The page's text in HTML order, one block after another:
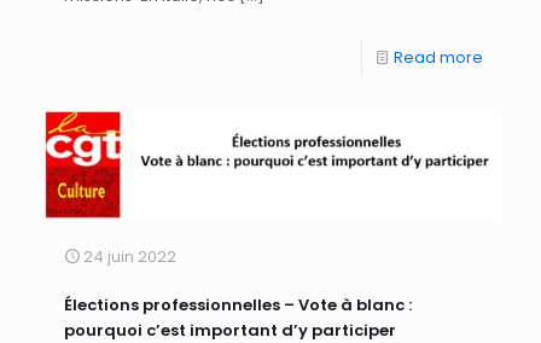
Read more
24 juin 2022
Élections professionnelles – Vote à blanc :
pourquoi c’est important d’y participer